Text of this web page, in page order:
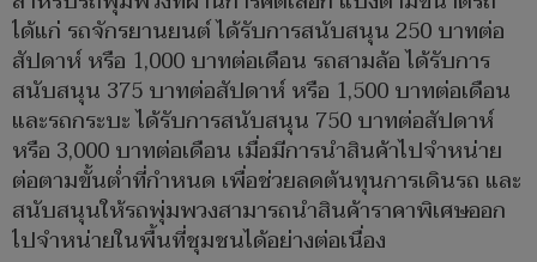
ได้แก่ รถจักรยานยนต์ ได้รับการสนับสนุน 250 บาทต่อ
สัปดาห์ หรือ 1,000 บาทต่อเดือน รถสามล้อ ได้รับการ
สนับสนุน 375 บาทต่อสัปดาห์ หรือ 1,500 บาทต่อเดือน
และรถกระบะ ได้รับการสนับสนุน 750 บาทต่อสัปดาห์
หรือ 3,000 บาทต่อเดือน เมื่อมีการนำสินค้าไปจำหน่าย
ต่อตามขั้นต่ำที่กำหนด เพื่อช่วยลดต้นทุนการเดินรถ และ
สนับสนุนให้รถพุ่มพวงสามารถนำสินค้าราคาพิเศษออก
ไปจำหน่ายในพื้นที่ชุมชนได้อย่างต่อเนื่อง